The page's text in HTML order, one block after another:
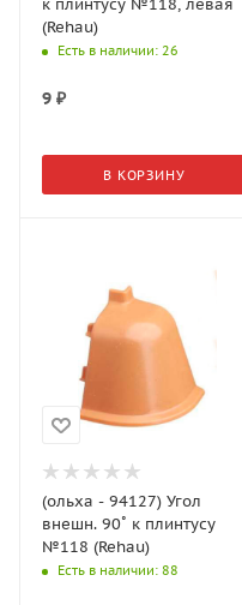
(Rehau)
Есть в наличии: 26
9 ₽
В КОРЗИНУ
(ольха - 94127) Угол
внешн. 90˚ к плинтусу
№118 (Rehau)
Есть в наличии: 88